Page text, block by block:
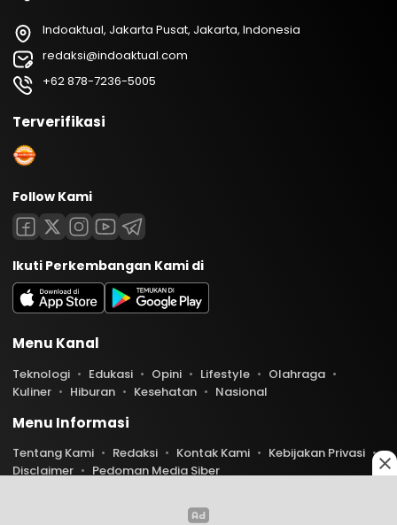
Indoaktual, Jakarta Pusat, Jakarta, Indonesia
redaksi@indoaktual.com
+62 878-7236-5005
Terverifikasi
Follow Kami
Ikuti Perkembangan Kami di
Menu Kanal
Teknologi Edukasi Opini Lifestyle
Olahraga
Kuliner
Hiburan Kesehatan Nasional
Menu Informasi
Tentang Kami Redaksi Kontak Kami
Kebijakan Privasi
Disclaimer
Pedoman Media Siber